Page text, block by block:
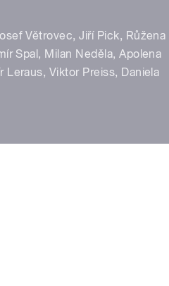
Větrovec, Jiří Pick, Růžena
Spal, Milan Neděla, Apolena
Leraus, Viktor Preiss, Daniela